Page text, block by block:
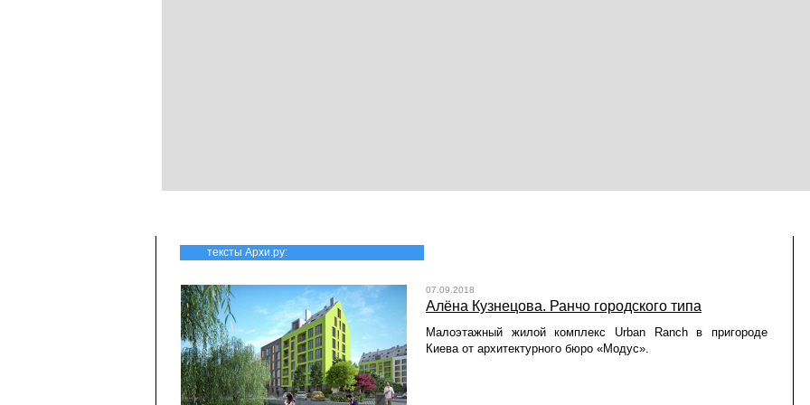
тексты Архи.ру:
07.09.2018
Алёна Кузнецова. Ранчо городского типа
Малоэтажный жилой комплекс Urban Ranch в пригороде
Киева от архитектурного бюро «Модус».